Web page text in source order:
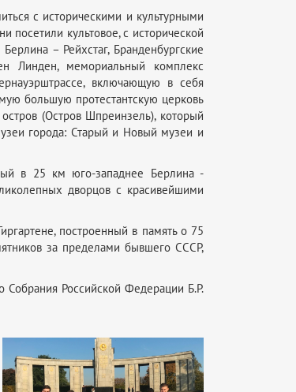
с историческими и культурными
посетили культовое, с исторической
– Рейхстаг, Бранденбургские
Линден, мемориальный комплекс
включающую в себя
большую протестантскую церковь
(Остров Шпреинзель), который
города: Старый и Новый музеи и
в 25 км юго-западнее Берлина -
дворцов с красивейшими
построенный в память о 75
за пределами бывшего СССР,
Собрания Российской Федерации Б.Р.